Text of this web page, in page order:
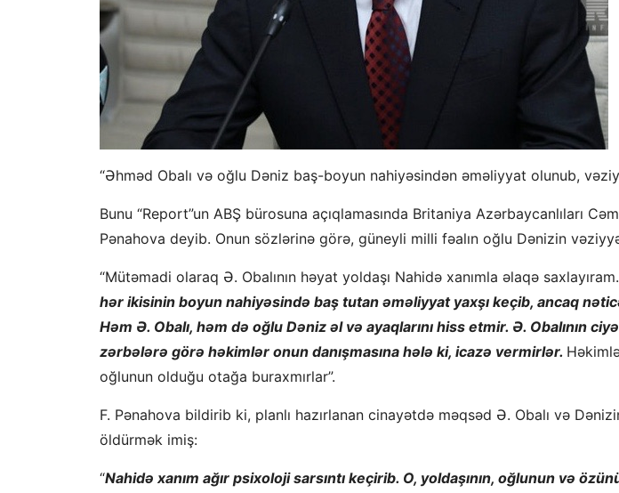
“Əhməd Obalı və oğlu Dəniz baş-boyun nahiyəsindən əməliyyat olunub,
Bunu “Report”un ABŞ bürosuna açıqlamasında Britaniya Azərbaycanlıları
Pənahova deyib. Onun sözlərinə görə, güneyli milli fəalın oğlu Dənizin
“Mütəmadi olaraq Ə. Obalının həyat yoldaşı Nahidə xanımla əlaqə
hər ikisinin boyun nahiyəsində baş tutan əməliyyat yaxşı keçib, ancaq
Həm Ə. Obalı, həm də oğlu Dəniz əl və ayaqlarını hiss etmir. Ə. Obalının
zərbələrə görə həkimlər onun danışmasına hələ ki, icazə vermirlər.
oğlunun olduğu otağa buraxmırlar”.
F. Pənahovа bildirib ki, planlı hazırlanan cinayətdə məqsəd Ə. Obalı və
öldürmək imiş:
“Nahidə xanım ağır psixoloji sarsıntı keçirib. O, yoldaşının, oğlunun və